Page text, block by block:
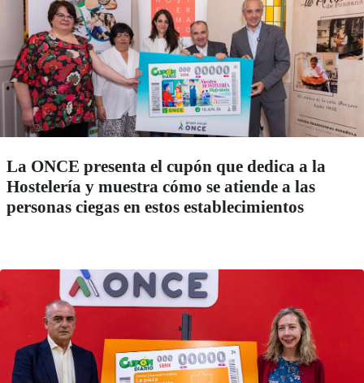
La ONCE presenta el cupón que dedica a la
Hostelería y muestra cómo se atiende a las
personas ciegas en estos establecimientos